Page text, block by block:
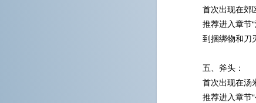
首次出现在郊
推荐进入章节
到捆绑物和刀
五、斧头：
首次出现在汤
推荐进入章节